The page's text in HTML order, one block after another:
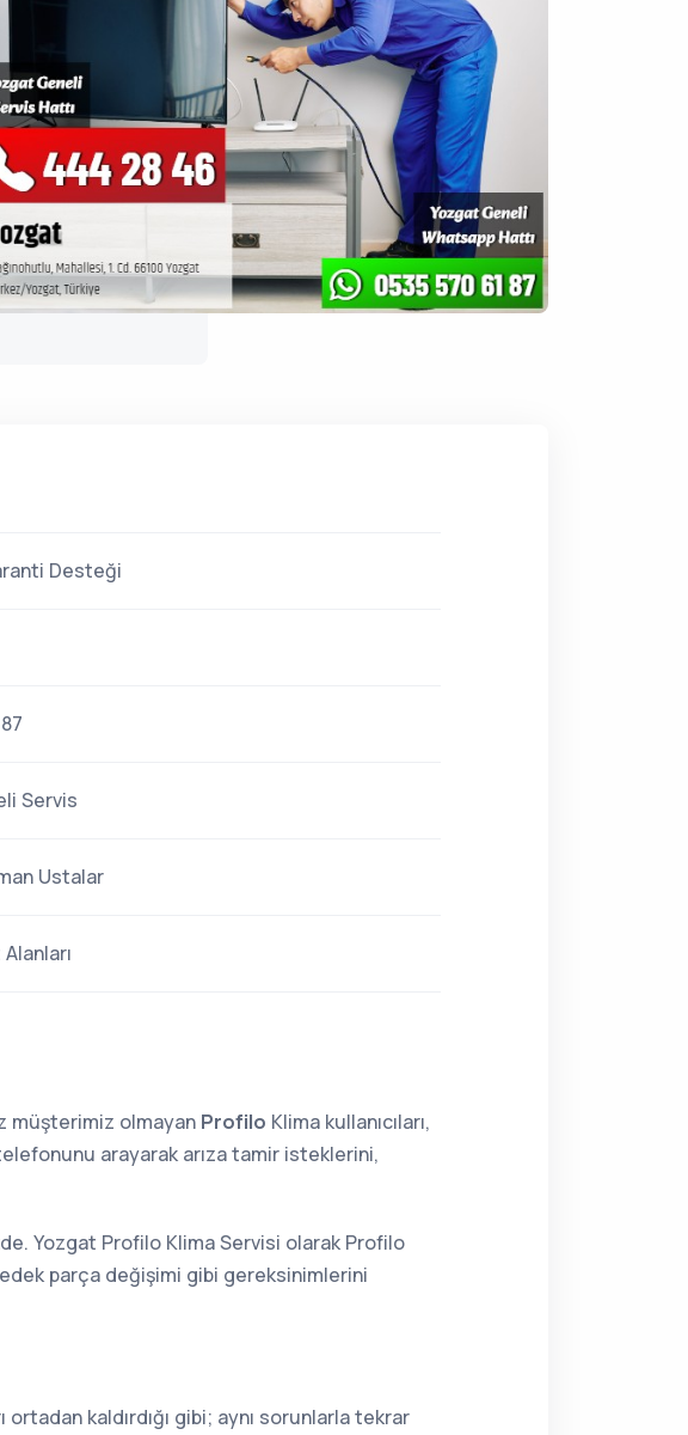
Desteği
Servis
Ustalar
müşterimiz olmayan Profilo Klima kullanıcıları,
arayarak arıza tamir isteklerini,
Yozgat Profilo Klima Servisi olarak Profilo
parça değişimi gibi gereksinimlerini
kaldırdığı gibi; aynı sorunlarla tekrar